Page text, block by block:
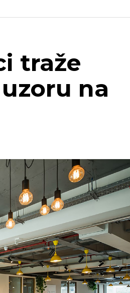
traže
na